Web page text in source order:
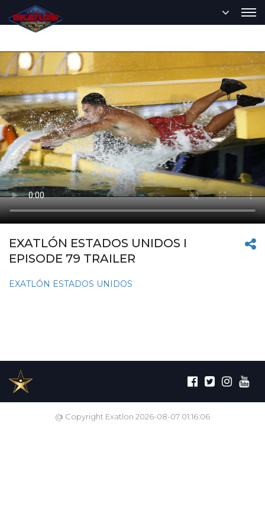
EXATLÓN ESTADOS UNIDOS I
EPISODE 79 TRAILER
EXATLÓN ESTADOS UNIDOS
@ Copyright Exatlon 2026-08-07 01:16:06